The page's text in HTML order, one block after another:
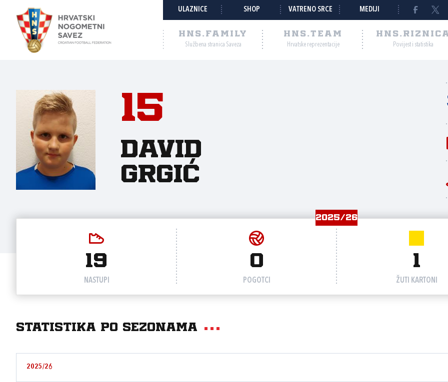
ULAZNICE SHOP VATRENO SRCE MEDIJI
HNS.FAMILY
Službena stranica Saveza
HNS.TEAM
Hrvatske reprezentacije Povijest i statistika
15
David
Grgić
2025/26
19
NASTUPI
0
POGOTCI
1
ŽUTI KARTONI
Statistika po sezonama
2025/26